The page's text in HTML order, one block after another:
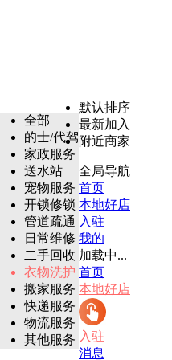
全部
的士/代驾
家政服务
送水站
宠物服务
开锁修锁
管道疏通
日常维修
二手回收
衣物洗护
搬家服务
快递服务
物流服务
其他服务
默认排序
最新加入
附近商家
全局导航
首页
本地好店
入驻
我的
加载中...
首页
本地好店
入驻
消息